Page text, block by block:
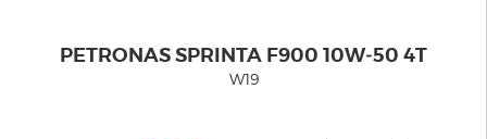
PETRONAS SPRINTA F900 10W‑50 4T
W19